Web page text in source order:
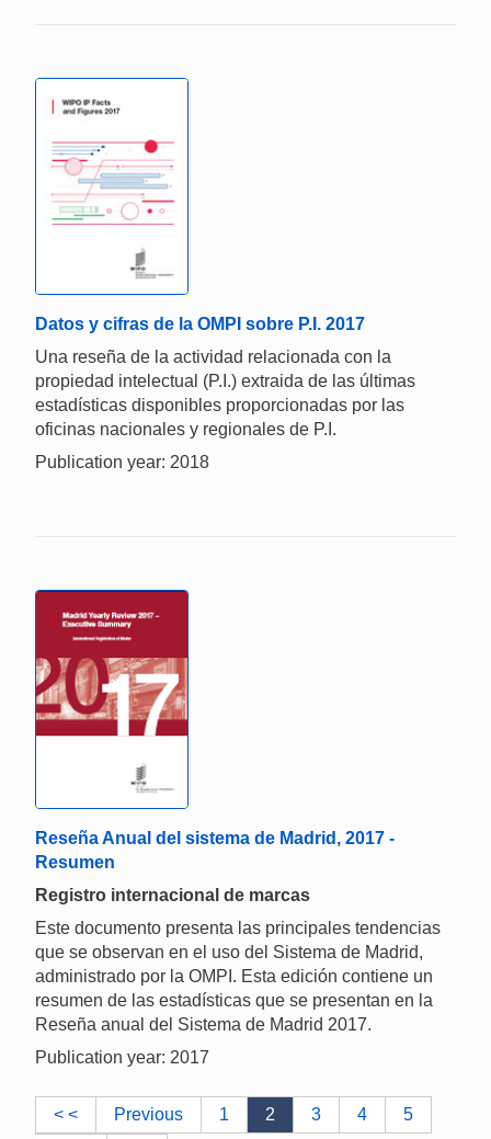
Datos y cifras de la OMPI sobre P.I. 2017
Una reseña de la actividad relacionada con la
propiedad intelectual (P.I.) extraida de las últimas
estadísticas disponibles proporcionadas por las
oficinas nacionales y regionales de P.I.
Publication year: 2018
Reseña Anual del sistema de Madrid, 2017 -
Resumen
Registro internacional de marcas
Este documento presenta las principales tendencias
que se observan en el uso del Sistema de Madrid,
administrado por la OMPI. Esta edición contiene un
resumen de las estadísticas que se presentan en la
Reseña anual del Sistema de Madrid 2017.
Publication year: 2017
< < Previous 1 2 3 4 5